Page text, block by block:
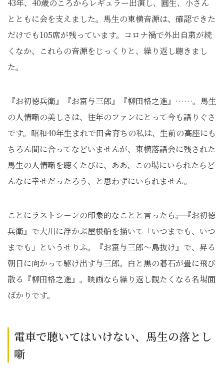
43年、40歳のころからレギュラー出演し、圓生、小さん
とともに会を支えました。馬生の東横音源は、確認できた
だけでも105席が残っています。コロナ禍で外出自粛が続
くなか、これらの音源をじっくりと、繰り返し聴きまし
た。
『お初徳兵衛』『お富与三郎』『柳田格之進』……。馬生
の人情噺の美しさは、往年のファンにとって今も語りぐさ
です。昭和40年生まれで田舎育ちの私は、生前の高座にも
ちろん間に合ってなどいませんが、東横落語会に残された
馬生の人情噺を聴くたびに、ああ、この場にいられたらど
んなに幸せだったろう、と思わずにいられません。
ことにラストシーンの印象的なことと言ったら――。『お初徳
兵衛』で大川に浮かぶ屋根船を描いて「いつまでも、いつ
までも」というせりふ。『お富与三郎～島抜け』で、昇る
朝日に向かって駆け出す与三郎。白と黒の碁石が畳に飛び
散る『柳田格之進』。映画なら繰り返し観たくなる名場面
ばかりです。
電車で聴いてはいけない、馬生の落とし
噺